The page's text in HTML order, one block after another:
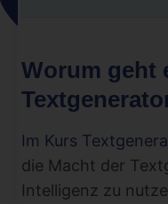
Worum geht
Im Kurs
die Macht der
Intelligenz zu